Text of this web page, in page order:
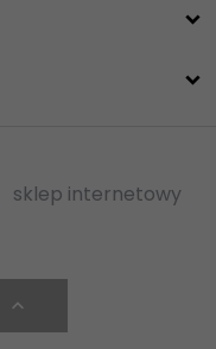
sklep internetowy